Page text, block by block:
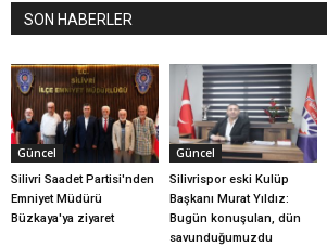
SON HABERLER
Güncel
Silivri Saadet Partisi'nden
Emniyet Müdürü
Büzkaya'ya ziyaret
Güncel
Silivrispor eski Kulüp
Başkanı Murat Yıldız:
Bugün konuşulan, dün
savunduğumuzdu